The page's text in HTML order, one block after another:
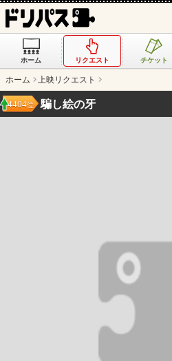
ホーム リクエスト チケット
ホーム 上映リクエスト
騙し絵の牙
4404位